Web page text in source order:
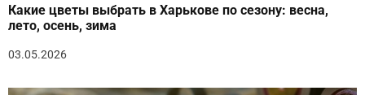
Какие цветы выбрать в Харькове по сезону: весна,
лето, осень, зима
03.05.2026